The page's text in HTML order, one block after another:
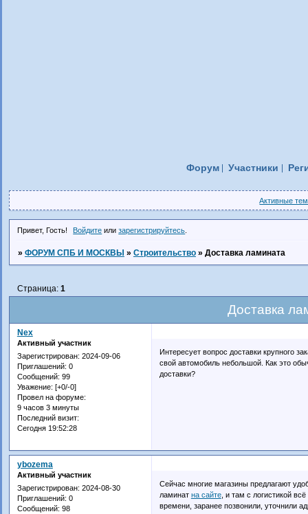
Форум Участники
Активные
Привет, Гость! Войдите илизарегистрируйтесь
» ФОРУМ СПБ И МОСКВЫ » Строительство » Доставка ламината
Доставка
Страница: 1
Nex
Активный участник
Зарегистрирован: 2024-09-06
Приглашений: 0
Сообщений: 99
Уважение: [+0/-0]
Провел на форуме:
9 часов 3 минуты
Последний визит:
Сегодня 19:52:28
Интересует вопрос доставки крупного
свой автомобиль небольшой. Как это
доставки?
ybozema
Активный участник
Зарегистрирован: 2024-08-30
Приглашений: 0
Сообщений: 98
Сейчас многие магазины предлагают
ламинат на сайте, и там с логистикой
времени, заранее позвонили, уточнили